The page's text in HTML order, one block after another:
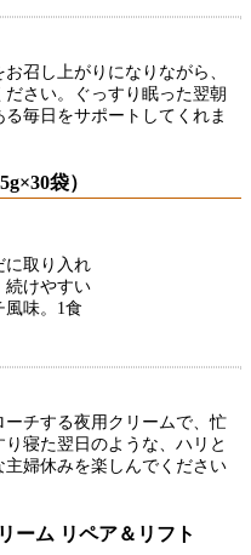
召し上がりになりながら、
ださい。ぐっすり眠った翌朝
毎日をサポートしてくれま
袋）
に取り入れ
続けやすい
風味。1食
チする夜用クリームで、忙
寝た翌日のような、ハリと
婦休みを楽しんでください
ーム リペア＆リフト